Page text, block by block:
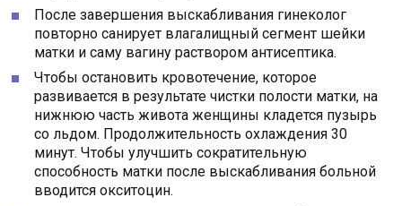
После завершения выскабливания гинеколог
повторно санирует влагалищный сегмент шейки
матки и саму вагину раствором антисептика.
Чтобы остановить кровотечение, которое
развивается в результате чистки полости матки, на
нижнюю часть живота женщины кладется пузырь
со льдом. Продолжительность охлаждения 30
минут. Чтобы улучшить сократительную
способность матки после выскабливания больной
вводится окситоцин.